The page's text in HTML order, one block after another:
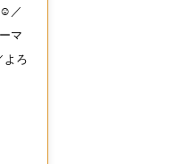
／
マ
よろ